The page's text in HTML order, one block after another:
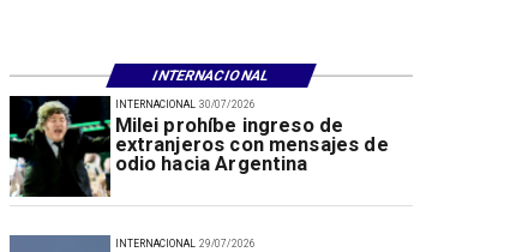
30/07/2026
Milei prohíbe ingreso de
extranjeros con mensajes de
odio hacia Argentina
INTERNACIONAL
29/07/2026
INTERNACIONAL
INTERNACIONAL